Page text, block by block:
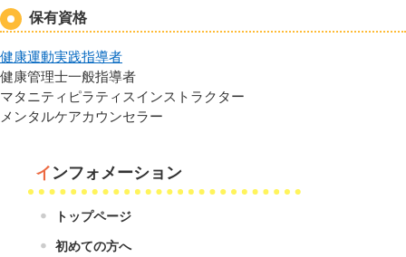
保有資格
健康運動実践指導者
健康管理士一般指導者
マタニティピラティスインストラクター
メンタルケアカウンセラー
インフォメーション
トップページ
初めての方へ